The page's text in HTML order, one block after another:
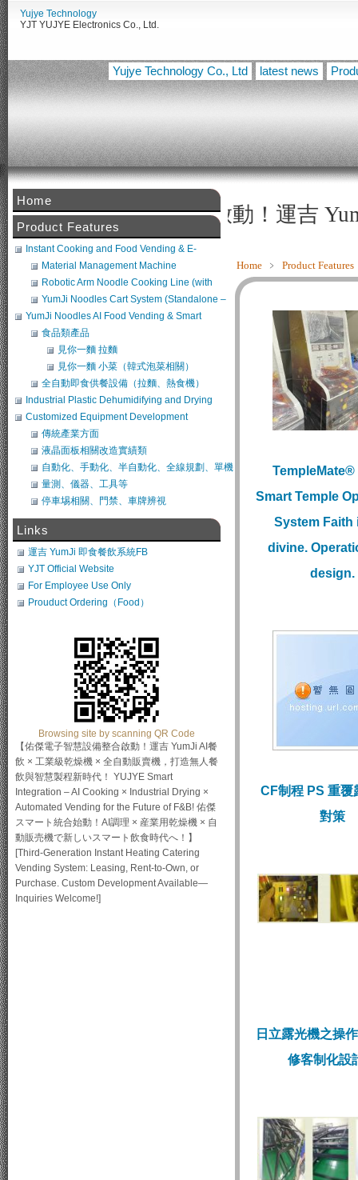
Yujye Technology
YJT YUJYE Electronics Co., Ltd.
Yujye Technology Co., Ltd latest news
智慧設備整合啟動！運吉 YumJiAI
Home ﹥ Product Features
TempleMate®
Smart Temple
System Faith
divine.
design.
CF制程 PS 重覆
對策
日立露光機之操
修客制化設
Home
Product Features
Instant Cooking and Food Vending & E-
Commerce System
Material Management Machine
Robotic Arm Noodle Cooking Line (with
Noodle Maker + Broth Machine) (POS
Compatible)
YumJi Noodles Cart System (Standalone –
Requires Freezer Integration)
YumJi Noodles AI Food Vending & Smart
Retail Platform
食品類產品
見你一麵 拉麵
見你一麵 小菜（韓式泡菜相關）
全自動即食供餐設備（拉麵、熱食機）
Industrial Plastic Dehumidifying and Drying
System
Customized Equipment Development
傳統產業方面
液晶面板相關改造實績類
自動化、手動化、半自動化、全線規劃、單機
類改造
量測、儀器、工具等
停車埸相關、門禁、車牌辨視
Links
運吉 YumJi 即食餐飲系統FB
YJT Official Website
For Employee Use Only
Prouduct Ordering（Food）
Browsing site by scanning QR Code
【佑傑電子智慧設備整合啟動！運吉 YumJi AI餐
飲 × 工業級乾燥機 × 全自動販賣機，打造無人餐
飲與智慧製程新時代！ YUJYE Smart
Integration – AI Cooking × Industrial Drying ×
Automated Vending for the Future of F&B! 佑傑
スマート統合始動！AI調理 × 産業用乾燥機 × 自
動販売機で新しいスマート飲食時代へ！】
[Third-Generation Instant Heating Catering
Vending System: Leasing, Rent-to-Own, or
Purchase. Custom Development Available—
Inquiries Welcome!]